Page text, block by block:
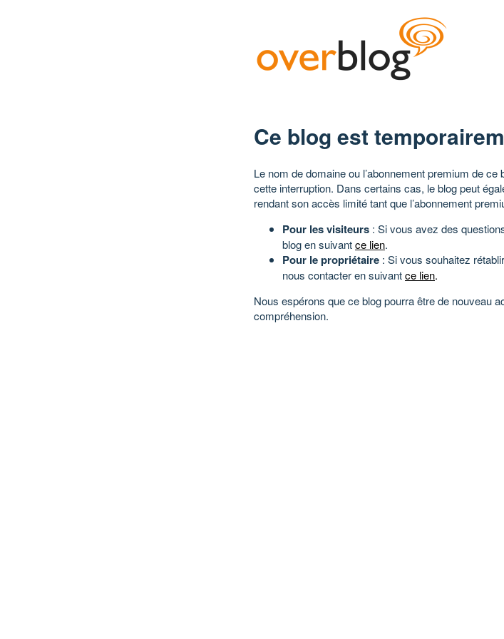
Ce blog est
Le nom de domaine ou l’abonnement premium de
cette interruption. Dans certains cas, le blog peut
rendant son accès limité tant que l’abonnement
Pour les visiteurs : Si vous avez des
blog en suivantce lien.
Pour le propriétaire : Si vous souhaitez
nous contacter en suivantce lien.
Nous espérons que ce blog pourra être de nouveau
compréhension.